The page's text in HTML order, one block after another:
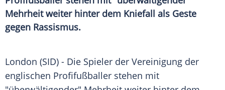
Mehrheit weiter hinter dem Kniefall als Geste
gegen Rassismus.
London (SID) - Die Spieler der Vereinigung der
englischen Profifußballer stehen mit